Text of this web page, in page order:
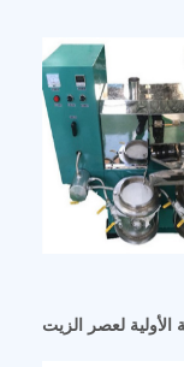
الأولية لعصر الزيت